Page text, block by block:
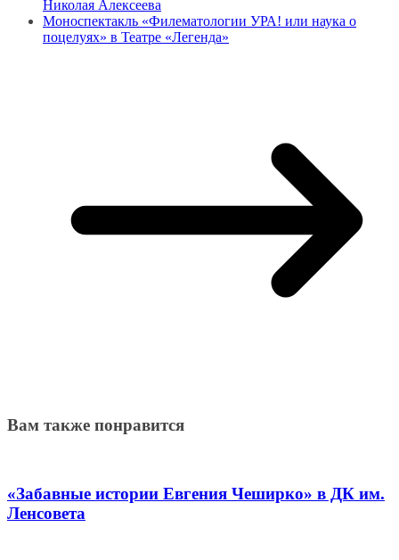
Николая Алексеева
Моноспектакль «Филематологии УРА! или наука о
поцелуях» в Театре «Легенда»
Вам также понравится
«Забавные истории Евгения Чеширко» в ДК им.
Ленсовета